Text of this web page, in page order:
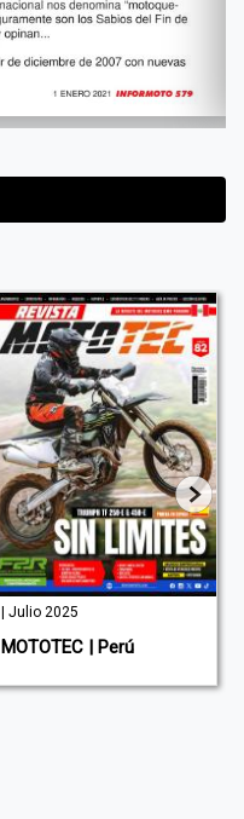
| Julio 2025
MOTOTEC | Perú